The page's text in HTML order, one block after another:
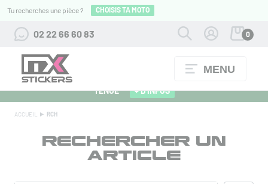
Tu recherches une pièce ? CHOISIS TA MOTO
02 22 66 60 83 0
MENU
ALPINESTARS 27 : FLOCAGE OFFERT POUR L'ACHAT D'UNE
TENUE
+ D'INFOS
ACCUEIL RCH
RECHERCHER UN
ARTICLE